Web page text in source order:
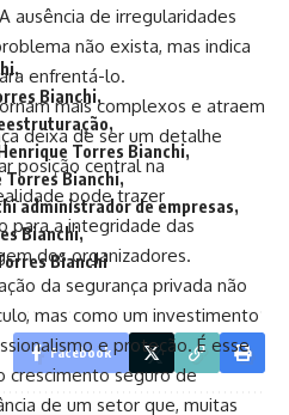
Bianchi
Torres Bianchi
Torres Bianchi
administrador de empresas
Bianchi
Bianchi
Facebook
ausência de irregularidades
não exista, mas indica
enfrentá-lo.
mais complexos e atraem
deixa de ser um detalhe
posição central na
pode trazer
para a integridade das
dos organizadores.
da segurança privada não
mas como um investimento
e proteção. É esse
crescimento seguro de
de um setor que, muitas